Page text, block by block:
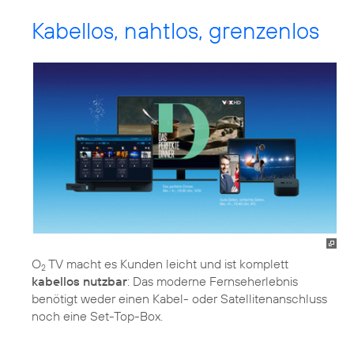
Kabellos, nahtlos, grenzenlos
O2 TV macht es Kunden leicht und ist komplett
kabellos nutzbar: Das moderne Fernseherlebnis
benötigt weder einen Kabel- oder Satellitenanschluss
noch eine Set-Top-Box.